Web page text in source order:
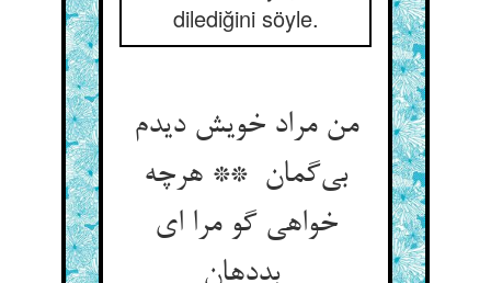
dilediğini söyle.
من مراد خویش دیدم
بی‌گمان ** هرچه
خواهی گو مرا ای
بددهان